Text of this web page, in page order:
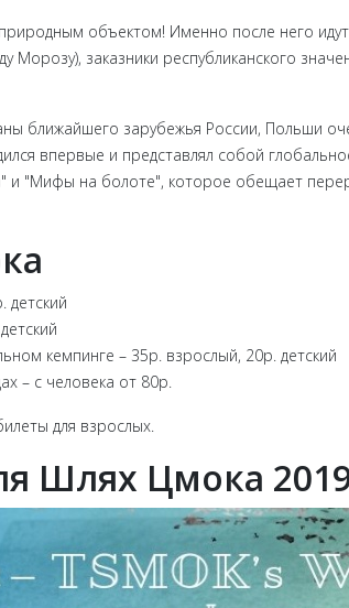
объектом! Именно после него
Морозу), заказники республиканского
ближайшего зарубежья России,
впервые и представлял собой
и "Мифы на болоте", которое обещает
детский
кемпинге – 35р. взрослый, 20р. детский
– с человека от 80р.
для взрослых.
Шлях Цмока